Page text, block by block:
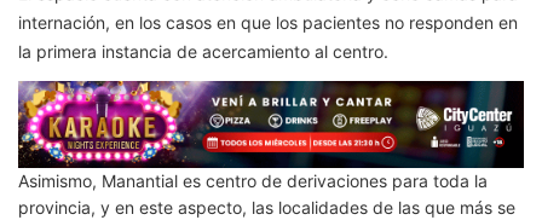
internación, en los casos en que los pacientes no responden en
la primera instancia de acercamiento al centro.
Asimismo, Manantial es centro de derivaciones para toda la
provincia, y en este aspecto, las localidades de las que más se